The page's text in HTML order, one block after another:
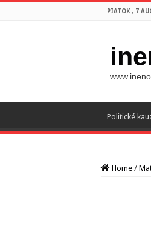
PIATOK , 7
Politické
Home /